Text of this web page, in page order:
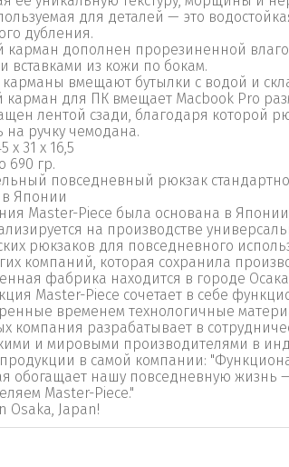
для деталей — это
дубления.
дополнен прорезиненной
вставками из кожи по бокам.
вмещают бутылки с водой и
карман для ПК вмещает Macbook Pro
лентой сзади, благодаря которой
на ручку чемодана.
x 31 х 16,5
690 гр.
повседневный рюкзак
Японии
Master-Piece была основана в Японии
на производстве
рюкзаков для повседневного
компаний, которая сохранила
фабрика находится в городе
Master-Piece сочетает в себе
временем технологичные
компания разрабатывает в
и мировыми производителями в
в самой компании:
обогащает нашу повседневную жизнь
Master-Piece."
Osaka, Japan!